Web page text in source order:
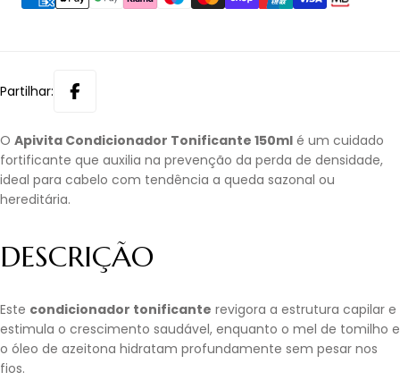
pagamento
Partilhar:
O Apivita Condicionador Tonificante 150ml é um cuidado
fortificante que auxilia na prevenção da perda de densidade,
ideal para cabelo com tendência a queda sazonal ou
hereditária.
DESCRIÇÃO
Este condicionador tonificante revigora a estrutura capilar e
estimula o crescimento saudável, enquanto o mel de tomilho e
o óleo de azeitona hidratam profundamente sem pesar nos
fios.